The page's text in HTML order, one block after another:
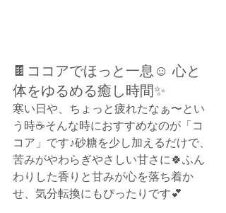
🍫ココアでほっと一息☺️ 心と
体をゆるめる癒し時間✨
寒い日や、ちょっと疲れたなぁ〜とい
う時☕そんな時におすすめなのが「コ
コア」です♪砂糖を少し加えるだけで、
苦みがやわらぎやさしい甘さに🍀ふん
わりした香りと甘みが心を落ち着か
せ、気分転換にもぴったりです💕